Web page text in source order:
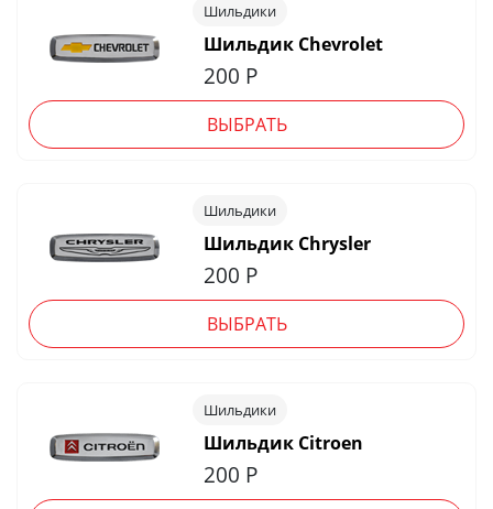
Шильдики
Шильдик Chevrolet
200 Р
ВЫБРАТЬ
Шильдики
Шильдик Chrysler
200 Р
ВЫБРАТЬ
Шильдики
Шильдик Citroen
200 Р